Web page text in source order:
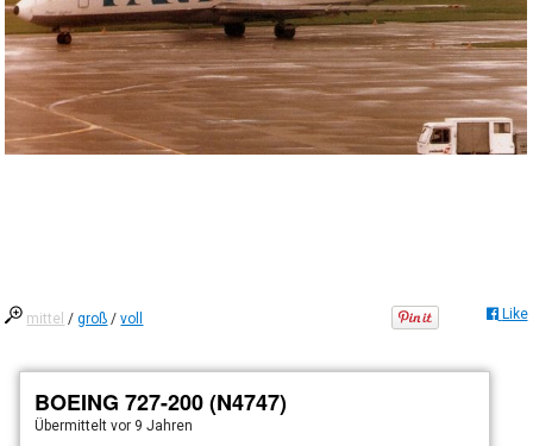
mittel /groß /voll Like
BOEING 727-200 (N4747)
Übermitteltvor 9 Jahren